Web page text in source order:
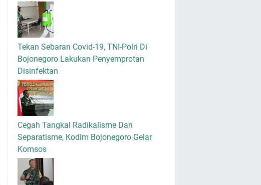
Tekan Sebaran Covid-19, TNI-Polri Di
Bojonegoro Lakukan Penyemprotan
Disinfektan
Cegah Tangkal Radikalisme Dan
Separatisme, Kodim Bojonegoro Gelar
Komsos